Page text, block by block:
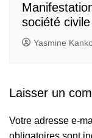
société
Yasmine
Laisser un
Votre adresse e-